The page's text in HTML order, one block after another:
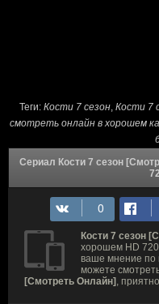
Теги: Кости 7 сезон Кости 7
смотреть онлайн в хорошем
Сериал Кости 7 сезон
Кости 7 сезон
хорошем HD
ваше мнение по
можете
[Смотреть Онлайн] ,